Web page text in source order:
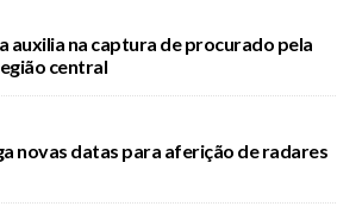
auxilia na captura de procurado pela
central
novas datas para aferição de radares